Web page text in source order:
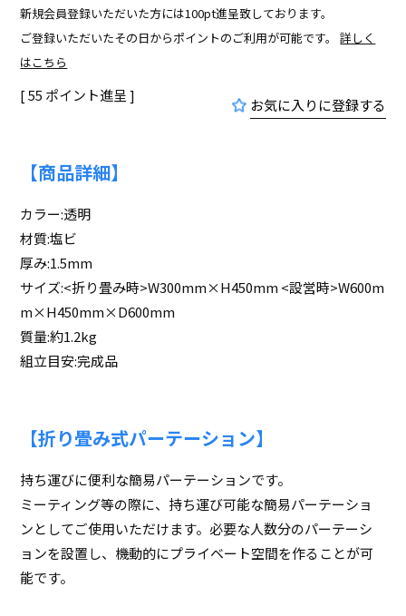
お気に入りに登録する
新規会員登録いただいた方には100pt進呈致しております。
ご登録いただいたその日からポイントのご利用が可能です。詳しく
はこちら
[ 55 ポイント進呈 ]
【商品詳細】
カラー:透明
材質:塩ビ
厚み:1.5mm
サイズ:<折り畳み時>W300mm×H450mm <設営時>W600m
m×H450mm×D600mm
質量:約1.2kg
組立目安:完成品
【折り畳み式パーテーション】
持ち運びに便利な簡易パーテーションです。
ミーティング等の際に、持ち運び可能な簡易パーテーショ
ンとしてご使用いただけます。必要な人数分のパーテーシ
ョンを設置し、機動的にプライベート空間を作ることが可
能です。